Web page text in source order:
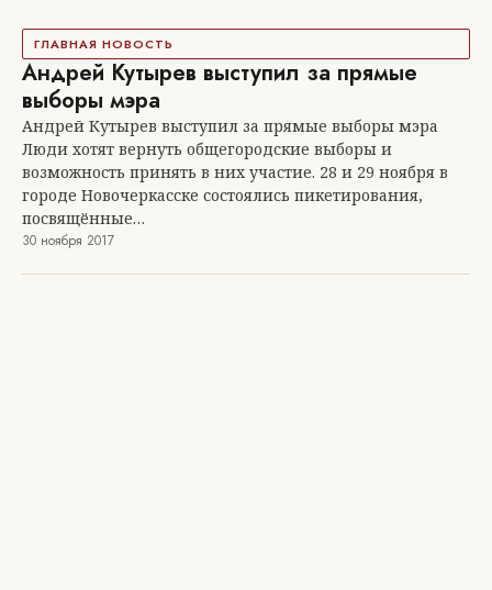
ГЛАВНАЯ НОВОСТЬ
Андрей Кутырев выступил за прямые
выборы мэра
Андрей Кутырев выступил за прямые выборы мэра
Люди хотят вернуть общегородские выборы и
возможность принять в них участие. 28 и 29 ноября в
городе Новочеркасске состоялись пикетирования,
посвящённые…
30 ноября 2017